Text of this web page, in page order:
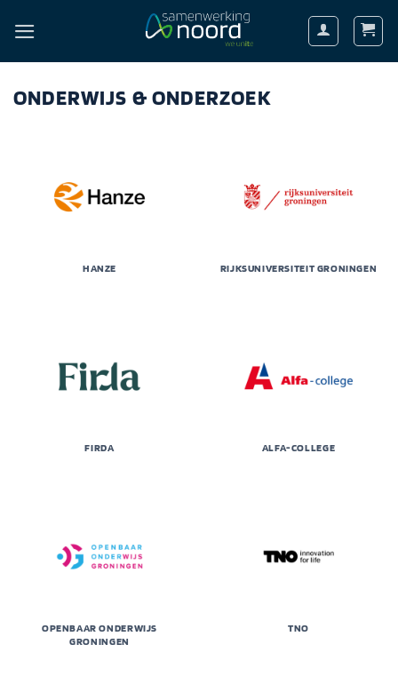
naar
ONDERWIJS & ONDERZOEK
HANZE RIJKSUNIVERSITEIT GRONINGEN
FIRDA ALFA-COLLEGE
OPENBAAR ONDERWIJS
GRONINGEN
TNO